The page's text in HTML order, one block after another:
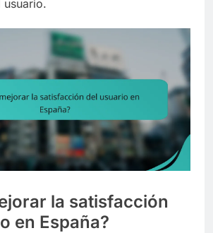
usuario.
la satisfacción
en España?